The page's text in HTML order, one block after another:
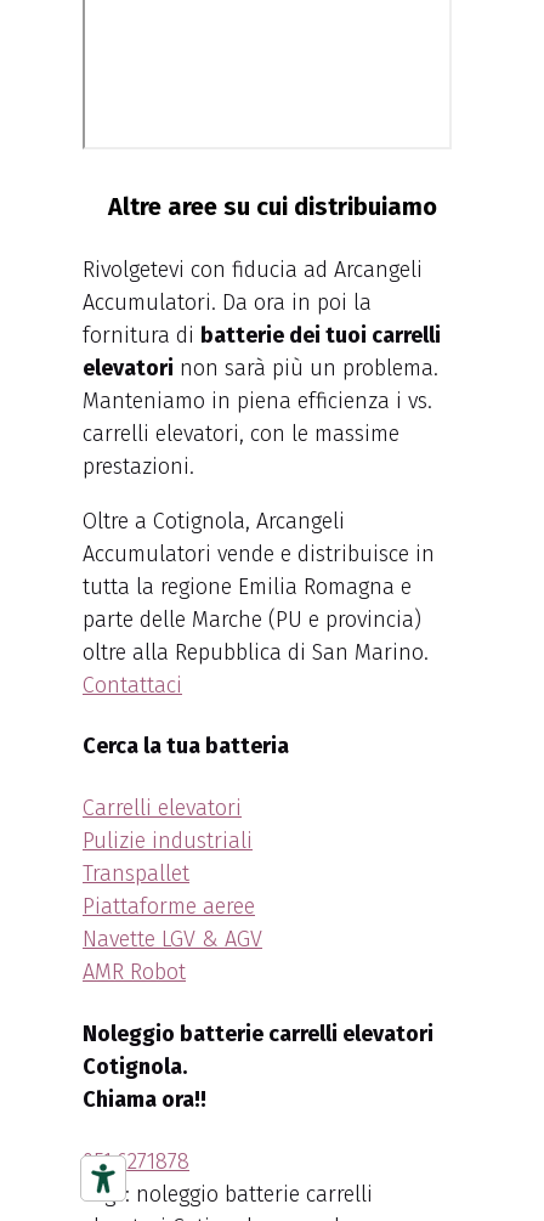
Altre aree su cui distribuiamo
Rivolgetevi con fiducia ad Arcangeli
Accumulatori. Da ora in poi la
fornitura di batterie dei tuoi carrelli
elevatori non sarà più un problema.
Manteniamo in piena efficienza i vs.
carrelli elevatori, con le massime
prestazioni.
Oltre a Cotignola, Arcangeli
Accumulatori vende e distribuisce in
tutta la regione Emilia Romagna e
parte delle Marche (PU e provincia)
oltre alla Repubblica di San Marino.
Contattaci
Cerca la tua batteria
Carrelli elevatori
Pulizie industriali
Transpallet
Piattaforme aeree
Navette LGV & AGV
AMR Robot
Noleggio batterie carrelli elevatori
Cotignola.
Chiama ora!!
051.6271878
Tags: noleggio batterie carrelli